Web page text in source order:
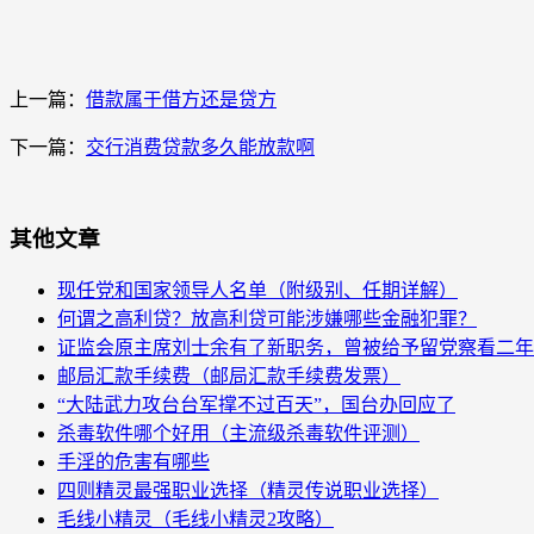
上一篇： 借款属于借方还是贷方
下一篇： 交行消费贷款多久能放款啊
其他文章
现任党和国家领导人名单（附级别、任期详解）
何谓之高利贷？放高利贷可能涉嫌哪些金融犯罪？
证监会原主席刘士余有了新职务，曾被给予留党察看二
邮局汇款手续费（邮局汇款手续费发票）
“大陆武力攻台台军撑不过百天”，国台办回应了
杀毒软件哪个好用（主流级杀毒软件评测）
手淫的危害有哪些
四则精灵最强职业选择（精灵传说职业选择）
毛线小精灵（毛线小精灵2攻略）